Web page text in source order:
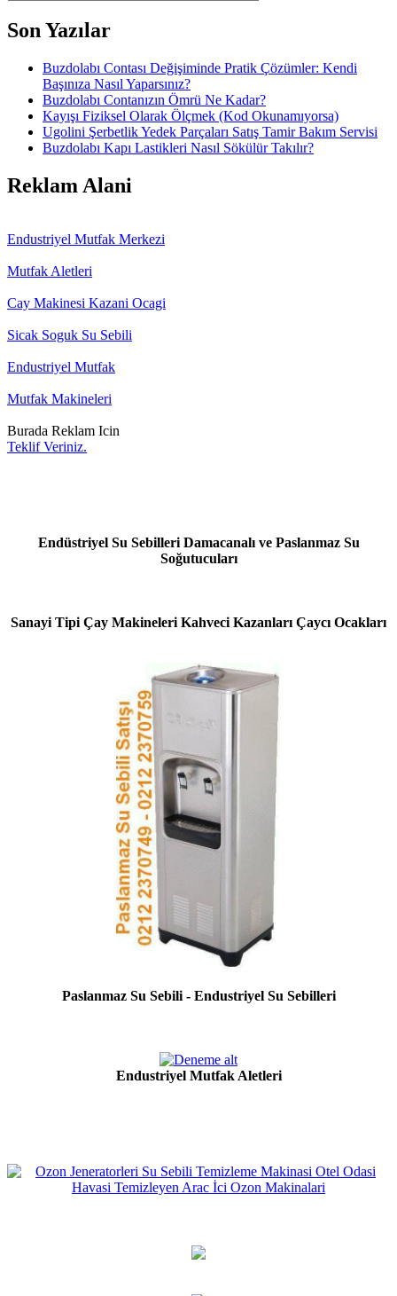
Son Yazılar
Buzdolabı Contası Değişiminde Pratik Çözümler: Kendi
Başınıza Nasıl Yaparsınız?
Buzdolabı Contanızın Ömrü Ne Kadar?
Kayışı Fiziksel Olarak Ölçmek (Kod Okunamıyorsa)
Ugolini Şerbetlik Yedek Parçaları Satış Tamir Bakım Servisi
Buzdolabı Kapı Lastikleri Nasıl Sökülür Takılır?
Reklam Alani
Endustriyel Mutfak Merkezi
Mutfak Aletleri
Cay Makinesi Kazani Ocagi
Sicak Soguk Su Sebili
Endustriyel Mutfak
Mutfak Makineleri
Burada Reklam Icin
Teklif Veriniz.
Endüstriyel Su Sebilleri Damacanalı ve Paslanmaz Su
Soğutucuları
Sanayi Tipi Çay Makineleri Kahveci Kazanları Çaycı Ocakları
Paslanmaz Su Sebili - Endustriyel Su Sebilleri
Endustriyel Mutfak Aletleri